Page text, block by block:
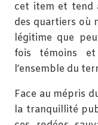
cet item et tend
des quartiers où
légitime que
fois témoins
l’ensemble du
Face au mépris
la tranquillité